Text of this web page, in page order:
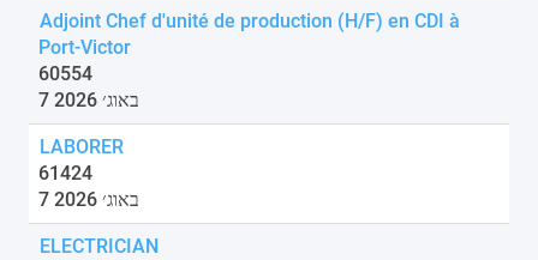
Adjoint Chef d'unité de production (H/F) en CDI à
Port-Victor
60554
7 באוג׳ 2026
LABORER
61424
7 באוג׳ 2026
ELECTRICIAN